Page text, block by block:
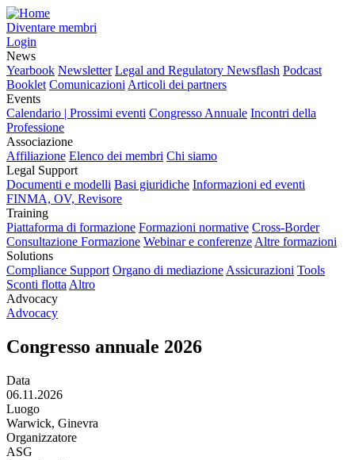
Diventare membri
Login
News
Yearbook Newsletter Legal and Regulatory Newsflash Podcast
Booklet Comunicazioni Articoli dei partners
Events
Calendario | Prossimi eventi Congresso Annuale Incontri della
Professione
Associazione
Affiliazione Elenco dei membri Chi siamo
Legal Support
Documenti e modelli Basi giuridiche Informazioni ed eventi
FINMA, OV, Revisore
Training
Piattaforma di formazione Formazioni normative Cross-Border
Consultazione Formazione Webinar e conferenze Altre formazioni
Solutions
Compliance Support Organo di mediazione Assicurazioni Tools
Sconti flotta Altro
Advocacy
Advocacy
Congresso annuale 2026
Data
06.11.2026
Luogo
Warwick, Ginevra
Organizzatore
ASG